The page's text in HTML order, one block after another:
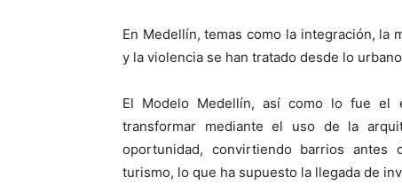
En Medellín, temas como la integración, la
y la violencia se han tratado desde lo
El Modelo Medellín, así como lo fue el
transformar mediante el uso de la
oportunidad, convirtiendo barrios antes
turismo, lo que ha supuesto la llegada de